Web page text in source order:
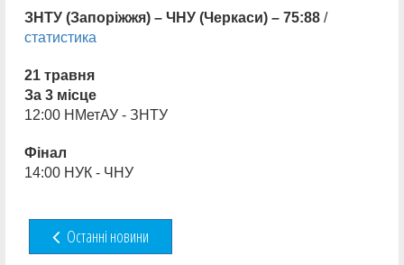
ЗНТУ (Запоріжжя) – ЧНУ (Черкаси) – 75:88 /
статистика
21 травня
За 3 місце
12:00 НМетАУ - ЗНТУ
Фінал
14:00 НУК - ЧНУ
Останні новини